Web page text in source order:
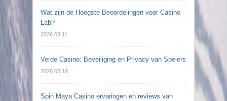
Wat zijn de Hoogste Beoordelingen voor Casino
Lab?
2026.03.11.
Verde Casino: Beveiliging en Privacy van Spelers
2026.03.10.
Spin Maya Casino ervaringen en reviews van